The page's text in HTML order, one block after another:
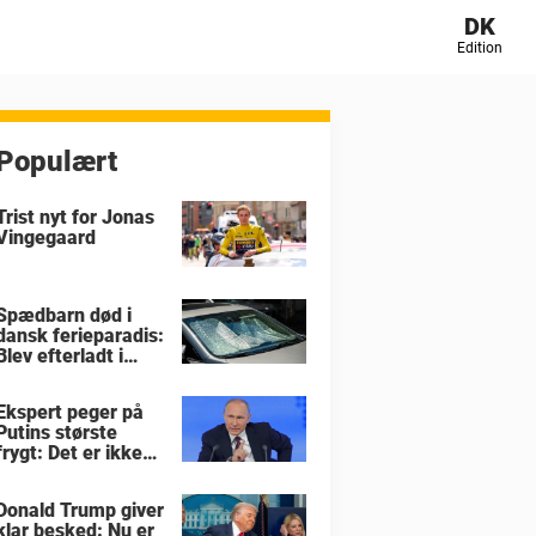
DK
Edition
nyt for Jonas
død i
ferieparadis:
efterladt i
peger på
største
Det er ikke
Trump giver
besked: Nu er